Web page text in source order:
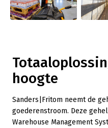
hoogte
Sanders|Fritom neemt de
goederenstroom. Deze
Warehouse Management